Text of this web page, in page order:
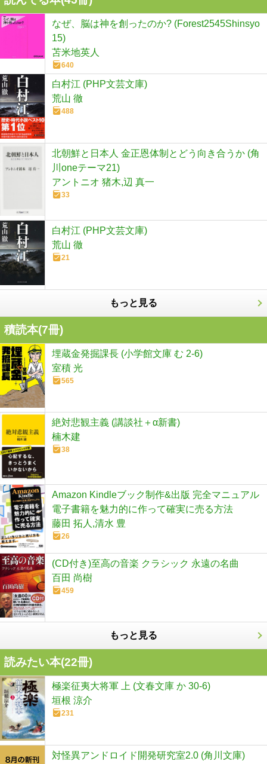
なぜ、脳は神を創ったのか? (Forest2545Shinsyo
15)
苫米地英人
640
白村江 (PHP文芸文庫)
荒山 徹
488
北朝鮮と日本人 金正恩体制とどう向き合うか (角
川oneテーマ21)
アントニオ 猪木,辺 真一
33
白村江 (PHP文芸文庫)
荒山 徹
21
もっと見る
積読本(7冊)
埋蔵金発掘課長 (小学館文庫 む 2-6)
室積 光
565
絶対悲観主義 (講談社＋α新書)
楠木建
38
Amazon Kindleブック制作&出版 完全マニュアル
電子書籍を魅力的に作って確実に売る方法
藤田 拓人,清水 豊
26
(CD付き)至高の音楽 クラシック 永遠の名曲
百田 尚樹
459
もっと見る
読みたい本(22冊)
極楽征夷大将軍 上 (文春文庫 か 30-6)
垣根 涼介
231
対怪異アンドロイド開発研究室2.0 (角川文庫)